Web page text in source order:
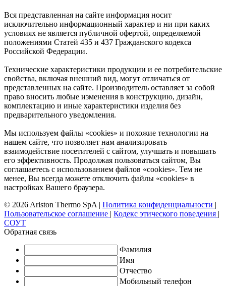
Вся представленная на сайте информация носит
исключительно информационный характер и ни при каких
условиях не является публичной офертой, определяемой
положениями Статей 435 и 437 Гражданского кодекса
Российской Федерации.
Технические характеристики продукции и ее потребительские
свойства, включая внешний вид, могут отличаться от
представленных на сайте. Производитель оставляет за собой
право вносить любые изменения в конструкцию, дизайн,
комплектацию и иные характеристики изделия без
предварительного уведомления.
Мы используем файлы «cookies» и похожие технологии на
нашем сайте, что позволяет нам анализировать
взаимодействие посетителей с сайтом, улучшать и повышать
его эффективность. Продолжая пользоваться сайтом, Вы
соглашаетесь с использованием файлов «cookies». Тем не
менее, Вы всегда можете отключить файлы «cookies» в
настройках Вашего браузера.
© 2026 Ariston Thermo SpA | Политика конфиденциальности |
Пользовательское соглашение | Кодекс этического поведения |
СОУТ
Обратная связь
Фамилия
Имя
Отчество
Мобильный телефон